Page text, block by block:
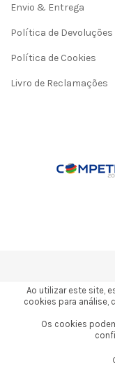
Envio & Entrega
Política de Devoluções
Política de Cookies
Livro de Reclamações
2026 ©
Ao utilizar este site,
cookies para análise,
Os cookies